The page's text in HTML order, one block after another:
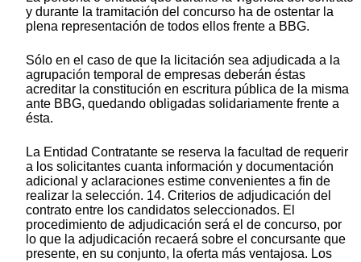
y durante la tramitación del concurso ha de ostentar la
plena representación de todos ellos frente a BBG.
Sólo en el caso de que la licitación sea adjudicada a la
agrupación temporal de empresas deberán éstas
acreditar la constitución en escritura pública de la misma
ante BBG, quedando obligadas solidariamente frente a
ésta.
La Entidad Contratante se reserva la facultad de requerir
a los solicitantes cuanta información y documentación
adicional y aclaraciones estime convenientes a fin de
realizar la selección. 14. Criterios de adjudicación del
contrato entre los candidatos seleccionados. El
procedimiento de adjudicación será el de concurso, por
lo que la adjudicación recaerá sobre el concursante que
presente, en su conjunto, la oferta más ventajosa. Los